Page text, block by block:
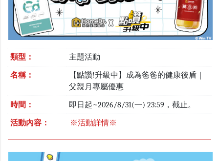
類型： 主題活動
名稱：
【點讚!升級中】成為爸爸的健康後盾｜
父親月專屬優惠
時間： 即日起~2026/8/31(一) 23:59，截止。
活動內容： ※活動詳情※